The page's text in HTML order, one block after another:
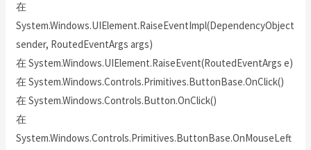
在
System.Windows.UIElement.RaiseEventImpl(DependencyObject
sender, RoutedEventArgs args)
在 System.Windows.UIElement.RaiseEvent(RoutedEventArgs e)
在 System.Windows.Controls.Primitives.ButtonBase.OnClick()
在 System.Windows.Controls.Button.OnClick()
在
System.Windows.Controls.Primitives.ButtonBase.OnMouseLeft